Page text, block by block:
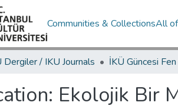
Communities & CollectionsAll
Dergiler / IKU Journals
Ekolojik Bir